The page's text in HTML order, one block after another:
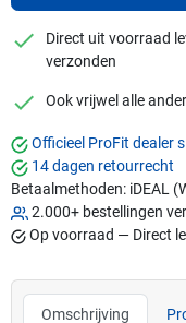
checkmark
Direct uit voorraad
verzonden
checkmark
Ook vrijwel alle
Officieel ProFit dealer
14 dagen retourrecht
Betaalmethoden: iDEAL
2.000+ bestellingen
Op voorraad — Direct
Omschrijving